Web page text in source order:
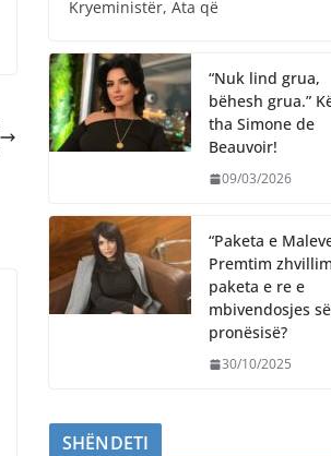
Kryeministër, Ata që
“Nuk lind grua,
bëhesh grua.”
tha Simone de
Beauvoir!
09/03/2026
“Paketa e
Premtim
paketa e re e
mbivendosjes së
pronësisë?
30/10/2025
SHËNDETI